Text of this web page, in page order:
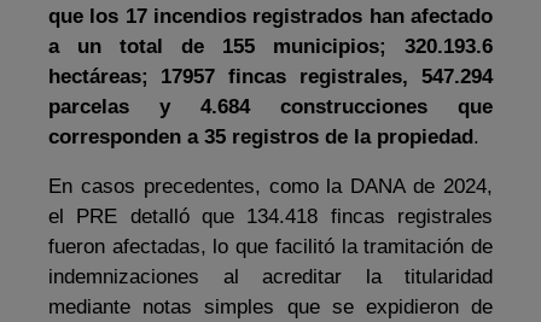
que los 17 incendios registrados han afectado
a un total de 155 municipios; 320.193.6
hectáreas;
17957 fincas registrales, 547.294
parcelas y 4.684 construcciones que
corresponden a 35 registros de la propiedad.
En casos precedentes, como la DANA de 2024,
el PRE detalló que 134.418 fincas registrales
fueron afectadas, lo que facilitó la tramitación de
indemnizaciones al acreditar la titularidad
mediante notas simples que se expidieron de